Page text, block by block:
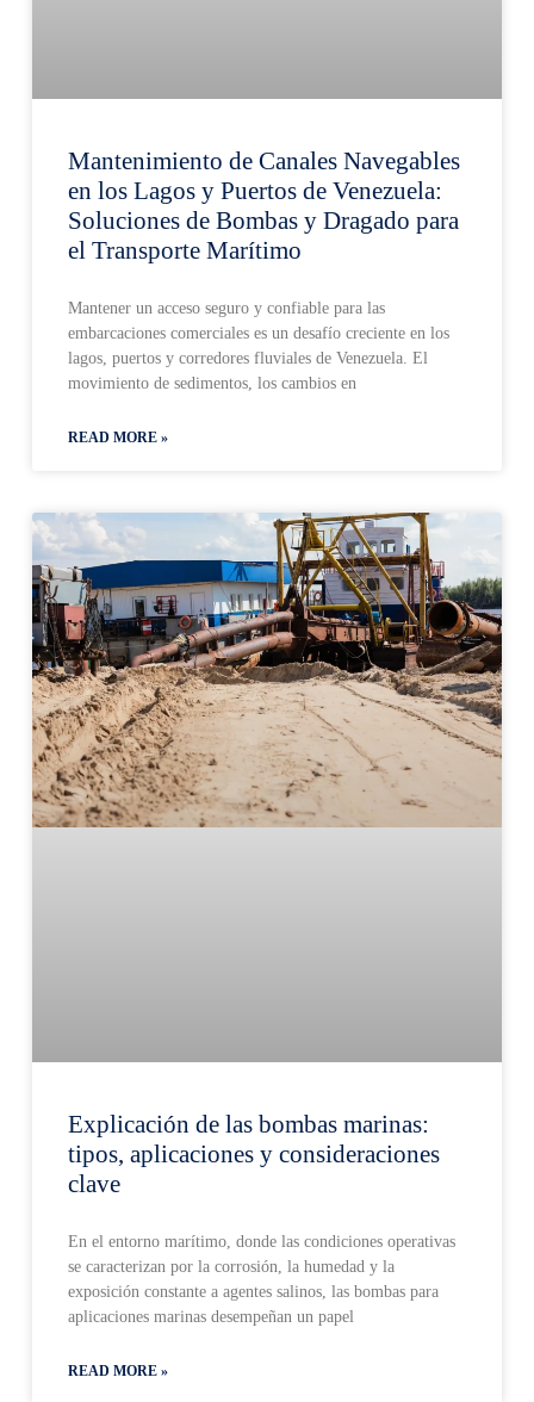
Mantenimiento de Canales Navegables
en los Lagos y Puertos de Venezuela:
Soluciones de Bombas y Dragado para
el Transporte Marítimo
Mantener un acceso seguro y confiable para las
embarcaciones comerciales es un desafío creciente en los
lagos, puertos y corredores fluviales de Venezuela. El
movimiento de sedimentos, los cambios en
READ MORE »
Explicación de las bombas marinas:
tipos, aplicaciones y consideraciones
clave
En el entorno marítimo, donde las condiciones operativas
se caracterizan por la corrosión, la humedad y la
exposición constante a agentes salinos, las bombas para
aplicaciones marinas desempeñan un papel
READ MORE »